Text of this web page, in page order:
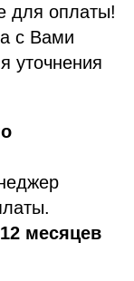
для оплаты!
с Вами
уточнения
месяцев